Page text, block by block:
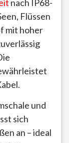
nach IP68-
Flüssen
mit hoher
und
sich
an – ideal